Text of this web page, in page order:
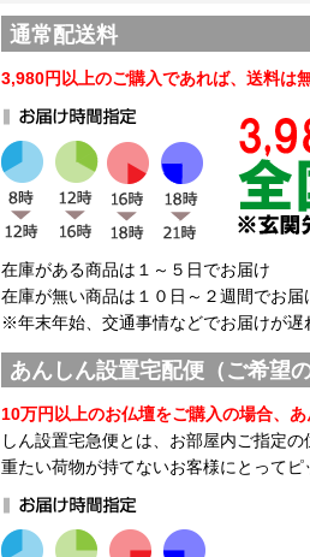
通常配送料
3,980円以上のご購入であれば、送料は
在庫がある商品は１～５日でお届け
在庫が無い商品は１０日～２週間でお届
※年末年始、交通事情などでお届けが遅
あんしん設置宅配便（ご希望の
10万円以上のお仏壇をご購入の場合、
しん設置宅急便とは、お部屋内ご指定
重たい荷物が持てないお客様にとってピ